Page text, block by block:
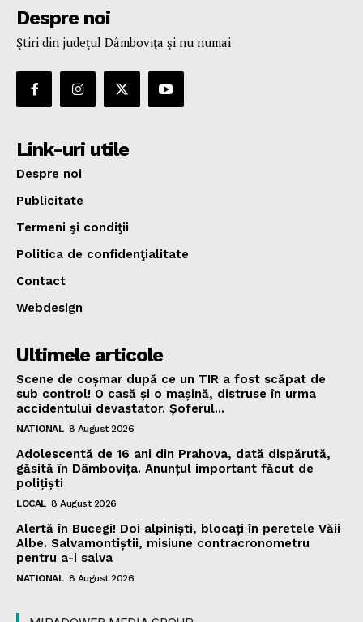
Despre noi
Ştiri din judeţul Dâmboviţa şi nu numai
Link-uri utile
Despre noi
Publicitate
Termeni şi condiţii
Politica de confidenţialitate
Contact
Webdesign
Ultimele articole
Scene de coșmar după ce un TIR a fost scăpat de
sub control! O casă și o mașină, distruse în urma
accidentului devastator. Șoferul...
NATIONAL 8 August 2026
Adolescentă de 16 ani din Prahova, dată dispărută,
găsită în Dâmbovița. Anunțul important făcut de
polițiști
LOCAL 8 August 2026
Alertă în Bucegi! Doi alpiniști, blocați în peretele Văii
Albe. Salvamontiștii, misiune contracronometru
pentru a-i salva
NATIONAL 8 August 2026